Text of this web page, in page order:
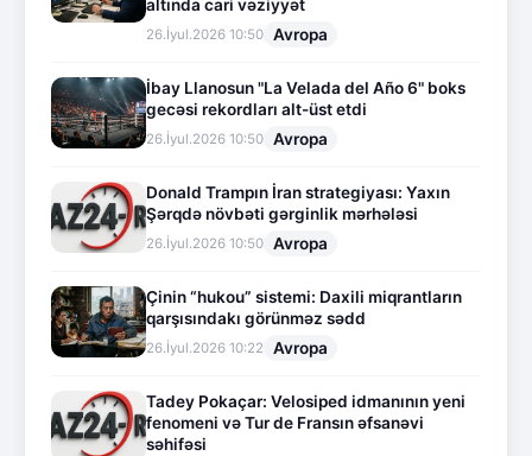
altında cari vəziyyət
26.İyul.2026 10:50 Avropa
İbay Llanosun "La Velada del Año 6" boks
gecəsi rekordları alt-üst etdi
26.İyul.2026 10:50 Avropa
Donald Trampın İran strategiyası: Yaxın
Şərqdə növbəti gərginlik mərhələsi
26.İyul.2026 10:50 Avropa
Çinin “hukou” sistemi: Daxili miqrantların
qarşısındakı görünməz sədd
26.İyul.2026 10:22 Avropa
Tadey Pokaçar: Velosiped idmanının yeni
fenomeni və Tur de Fransın əfsanəvi
səhifəsi